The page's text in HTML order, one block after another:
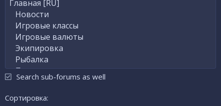
Search sub-forums as well
Сортировка